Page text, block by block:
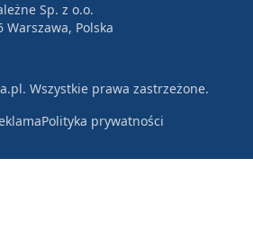
Sp. z o.o.
Warszawa, Polska
Wszystkie prawa zastrzeżone.
Polityka prywatności